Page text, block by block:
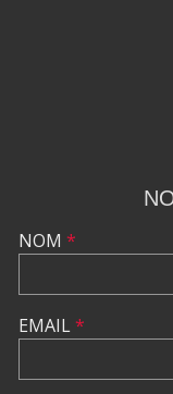
NOM *
EMAIL*